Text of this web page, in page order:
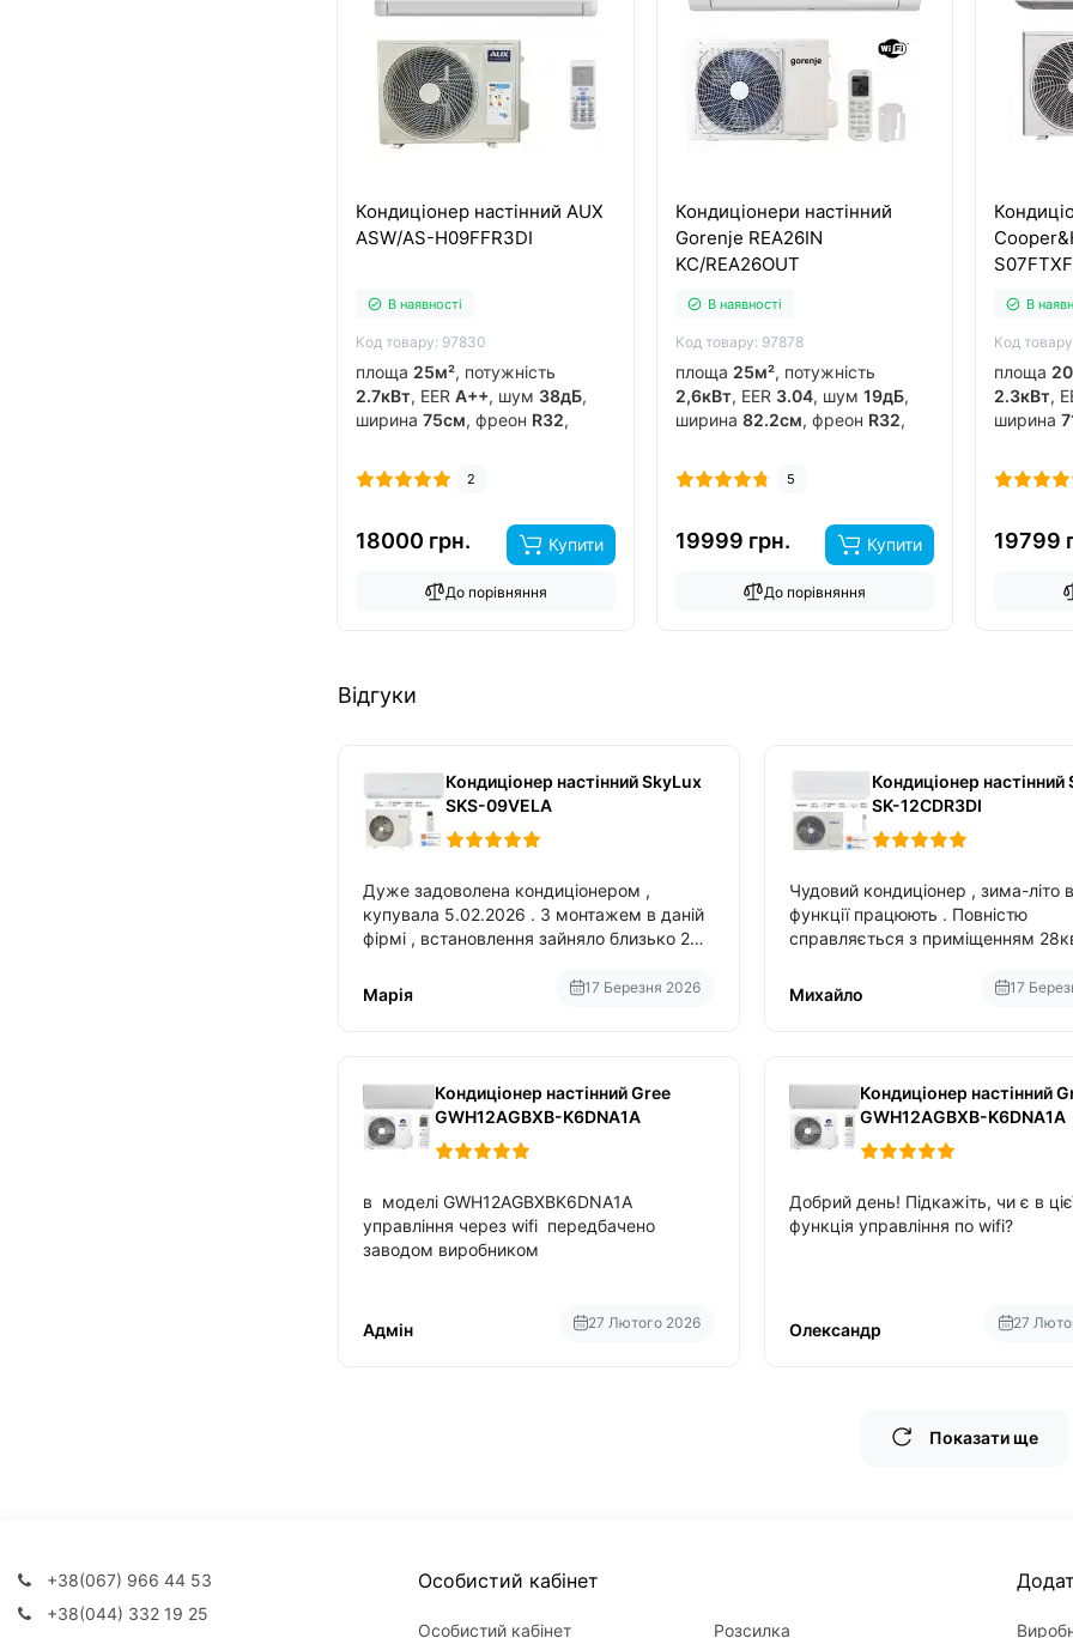
Кондиціонер настінний AUX
ASW/AS-H09FFR3DI
В наявності
Код товару: 97830
площа 25м², потужність
2.7кВт, EER A++, шум 38дБ,
ширина 75см, фреон R32,
обігрів до -15°C
2
18000 грн. Купити
До порівняння
Кондиціонери настінний
Gorenje REA26IN
KC/REA26OUT
В наявності
Код товару: 97878
площа 25м², потужність
2,6кВт, EER 3.04, шум 19дБ,
ширина 82.2см, фреон R32,
обігрів до -20°C
5
19999 грн. Купити
До порівняння
В
Код
площа
2.3кВт,
ширина
так,
19799
Відгуки
Кондиціонер настінний SkyLux
SKS-09VELA
Дуже задоволена кондиціонером ,
купувала 5.02.2026 . З монтажем в даній
фірмі , встановлення зайняло близько 2
вбудований в нього вайфай .
Марія 17 Березня 2026
Кондиціонер настінний
SK-12CDR3DI
Чудовий кондиціонер , зима-літо
функції працюють . Повністю
справляється з приміщенням
Михайло 17
Кондиціонер настінний Gree
GWH12AGBXB-K6DNA1A
в моделі GWH12AGBXBK6DNA1A
управління через wifi передбачено
заводом виробником
Адмін 27 Лютого 2026
Кондиціонер настінний
GWH12AGBXB-K6DNA1A
Добрий день! Підкажіть, чи є в
функція управління по wifi?
Олександр 27
Показати ще
+38(067) 966 44 53
+38(044) 332 19 25
Особистий кабінет
Особистий кабінет Розсилка